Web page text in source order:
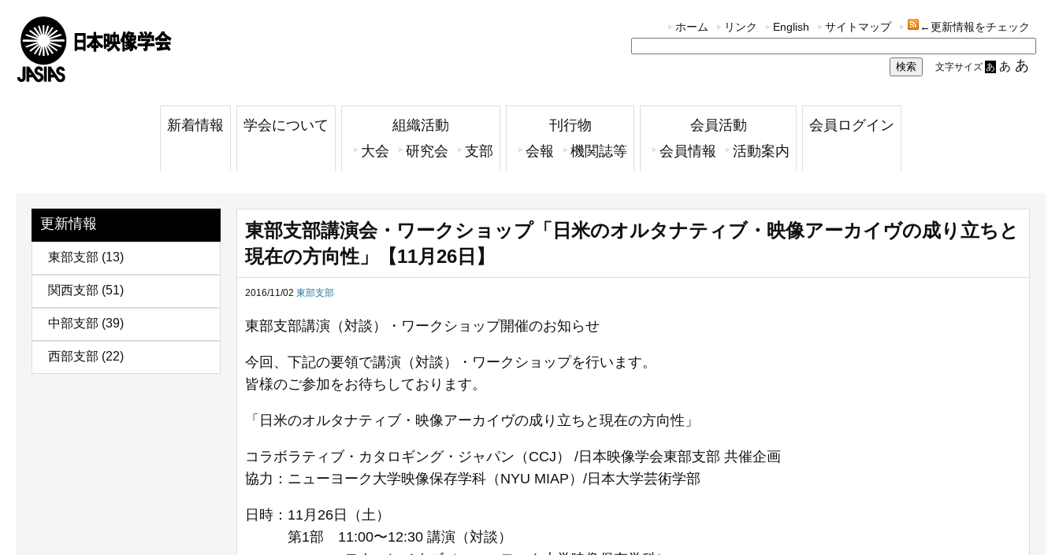
ホーム リンク English サイトマップ ←更新情報をチェック
文字サイズ あ あ あ
新着情報 学会について
組織活動
大会
研究会 支部
刊行物
会報
機関誌等
会員活動
会員情報
活動案内
会員ログイン
更新情報
東部支部 (13)
関西支部 (51)
中部支部 (39)
西部支部 (22)
東部支部講演会・ワークショップ「日米のオルタナティブ・映像アーカイヴの成り立ちと
現在の方向性」【11月26日】
2016/11/02 東部支部
東部支部講演（対談）・ワークショップ開催のお知らせ
今回、下記の要領で講演（対談）・ワークショップを行います。
皆様のご参加をお待ちしております。
「日米のオルタナティブ・映像アーカイヴの成り立ちと現在の方向性」
コラボラティブ・カタロギング・ジャパン（CCJ） /日本映像学会東部支部 共催企画
協力：ニューヨーク大学映像保存学科（NYU MIAP）/日本大学芸術学部
日時：11月26日（土）
第1部 11:00〜12:30 講演（対談）